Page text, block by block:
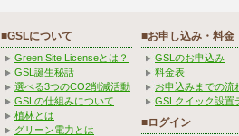
■GSLについて
Green Site Licenseとは？
GSL誕生秘話
選べる3つのCO2削減活動
GSLの仕組みについて
植林とは
グリーン電力とは
■お申し込み・料金
GSLのお申込み
料金表
お申込みまでの流
GSLクイック設置
■ログイン